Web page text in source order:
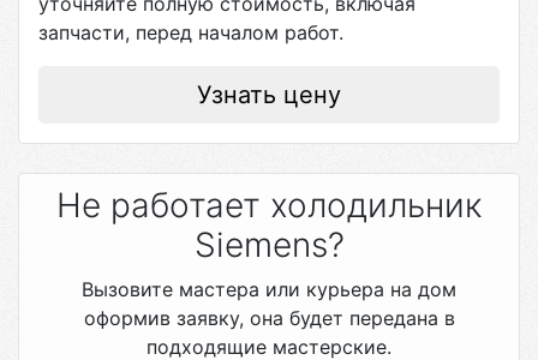
запчасти, перед началом работ.
Узнать цену
Не работает холодильник
Siemens?
Вызовите мастера или курьера на дом
оформив заявку, она будет передана в
подходящие мастерские.